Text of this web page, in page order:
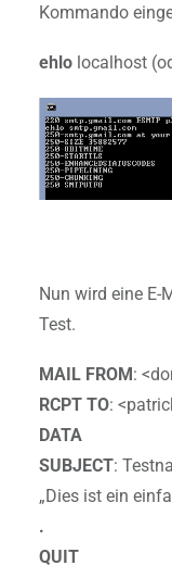
Kommando
ehlo localhost
Nun wird eine
Test.
MAIL FROM :
RCPT TO:
DATA
SUBJECT:
„Dies ist ein
.
QUIT